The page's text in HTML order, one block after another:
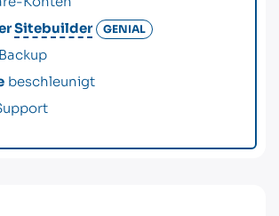
Sitebuilder GENIAL
Backup
beschleunigt